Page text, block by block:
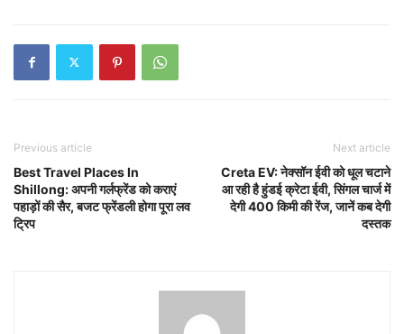
Previous article
Best Travel Places In
Shillong: अपनी गर्लफ्रेंड को कराएं
पहाड़ों की सैर, बजट फ्रेंडली होगा पूरा लव
ट्रिप
Next article
Creta EV: नेक्सॉन ईवी को धूल चटाने
आ रही है हुंडई क्रेटा ईवी, सिंगल चार्ज में
देगी 400 किमी की रेंज, जानें कब देगी
दस्तक